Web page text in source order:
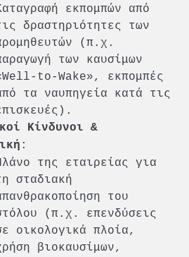
εκπομπών από
δραστηριότητες των
(π.χ.
των καυσίμων
to-Wake», εκπομπές
τα ναυπηγεία κατά τις
Κίνδυνοι &
:
της εταιρείας για
σταδιακή
του
(π.χ. επενδύσεις
οικολογικά πλοία,
βιοκαυσίμων,